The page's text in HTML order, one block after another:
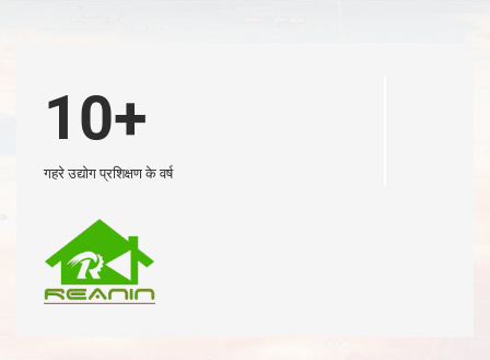
10+
गहरे उद्योग प्रशिक्षण के वर्ष